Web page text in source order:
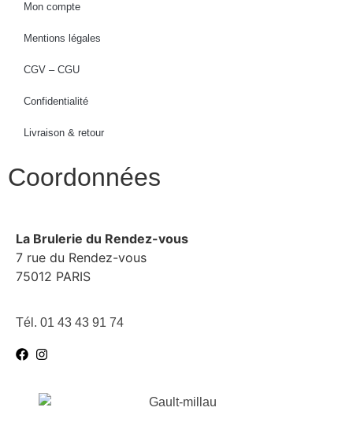
Mon compte
Mentions légales
CGV – CGU
Confidentialité
Livraison & retour
Coordonnées
La Brulerie du Rendez-vous
7 rue du Rendez-vous
75012 PARIS
Tél. 01 43 43 91 74